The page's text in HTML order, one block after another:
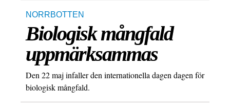
NORRBOTTEN
Biologisk mångfald
uppmärksammas
Den 22 maj infaller den internationella dagen dagen för
biologisk mångfald.